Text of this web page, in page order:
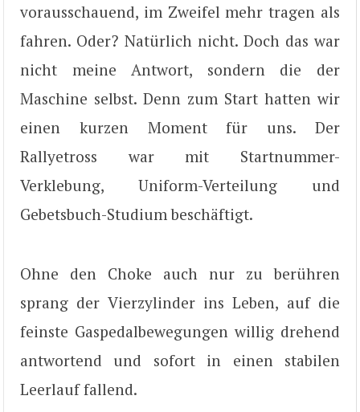
vorausschauend, im Zweifel mehr tragen als
fahren. Oder? Natürlich nicht. Doch das war
nicht meine Antwort, sondern die der
Maschine selbst. Denn zum Start hatten wir
einen kurzen Moment für uns. Der
Rallyetross war mit Startnummer-
Verklebung, Uniform-Verteilung und
Gebetsbuch-Studium beschäftigt.
Ohne den Choke auch nur zu berühren
sprang der Vierzylinder ins Leben, auf die
feinste Gaspedalbewegungen willig drehend
antwortend und sofort in einen stabilen
Leerlauf fallend.